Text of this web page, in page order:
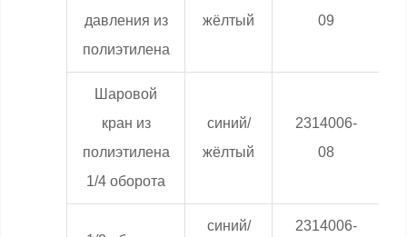
давления из
полиэтилена
жёлтый
09
Шаровой
кран из
полиэтилена
1/4 оборота
синий/
жёлтый
2314006-
08
синий/
2314006-